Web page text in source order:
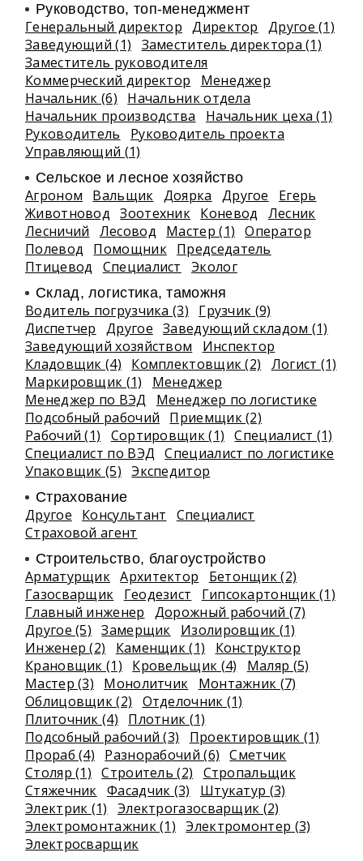
Руководство, топ-менеджмент
Генеральный директор Директор
Другое (1)
Заведующий (1)
Заместитель директора (1)
Заместитель руководителя
Коммерческий директор
Менеджер
Начальник (6)
Начальник отдела
Начальник производства
Начальник цеха (1)
Руководитель
Руководитель проекта
Управляющий (1)
Сельское и лесное хозяйство
Агроном Вальщик Доярка Другое
Егерь
Животновод
Зоотехник Коневод
Лесник
Лесничий
Лесовод Мастер (1)
Оператор
Полевод
Помощник Председатель
Птицевод
Специалист Эколог
Склад, логистика, таможня
Водитель погрузчика (3)
Грузчик (9)
Диспетчер
Другое Заведующий складом (1)
Заведующий хозяйством
Инспектор
Кладовщик (4)
Комплектовщик (2)
Логист (1)
Маркировщик (1)
Менеджер
Менеджер по ВЭД
Менеджер по логистике
Подсобный рабочий
Приемщик (2)
Рабочий (1)
Сортировщик (1)
Специалист (1)
Специалист по ВЭД
Специалист по логистике
Упаковщик (5)
Экспедитор
Страхование
Другое Консультант
Специалист
Страховой агент
Строительство, благоустройство
Арматурщик Архитектор
Бетонщик (2)
Газосварщик
Геодезист
Гипсокартонщик (1)
Главный инженер
Дорожный рабочий (7)
Другое (5)
Замерщик
Изолировщик (1)
Инженер (2)
Каменщик (1)
Конструктор
Крановщик (1)
Кровельщик (4)
Маляр (5)
Мастер (3)
Монолитчик
Монтажник (7)
Облицовщик (2)
Отделочник (1)
Плиточник (4)
Плотник (1)
Подсобный рабочий (3)
Проектировщик (1)
Прораб (4)
Разнорабочий (6)
Сметчик
Столяр (1)
Строитель (2)
Стропальщик
Стяжечник Фасадчик (3)
Штукатур (3)
Электрик (1)
Электрогазосварщик (2)
Электромонтажник (1)
Электромонтер (3)
Электросварщик